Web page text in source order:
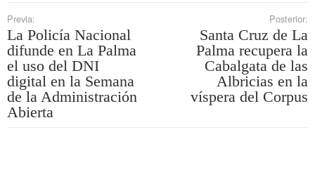
Previa:
La Policía Nacional
difunde en La Palma
el uso del DNI
digital en la Semana
de la Administración
Abierta
Posterior:
Santa Cruz de La
Palma recupera la
Cabalgata de las
Albricias en la
víspera del Corpus